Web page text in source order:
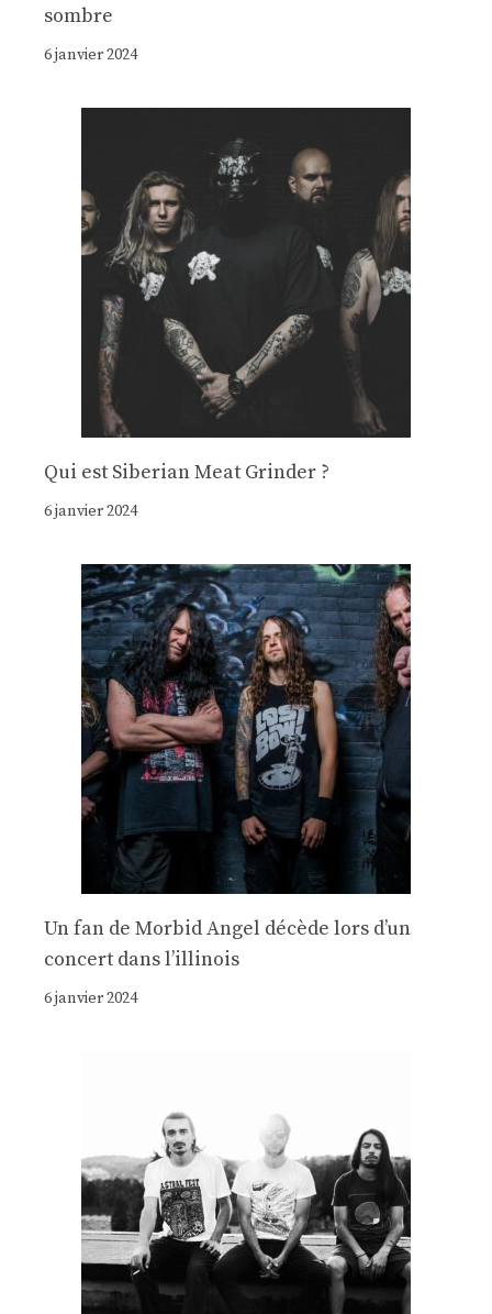
sombre
6 janvier 2024
Qui est Siberian Meat Grinder ?
6 janvier 2024
Un fan de Morbid Angel décède lors d’un
concert dans l’illinois
6 janvier 2024